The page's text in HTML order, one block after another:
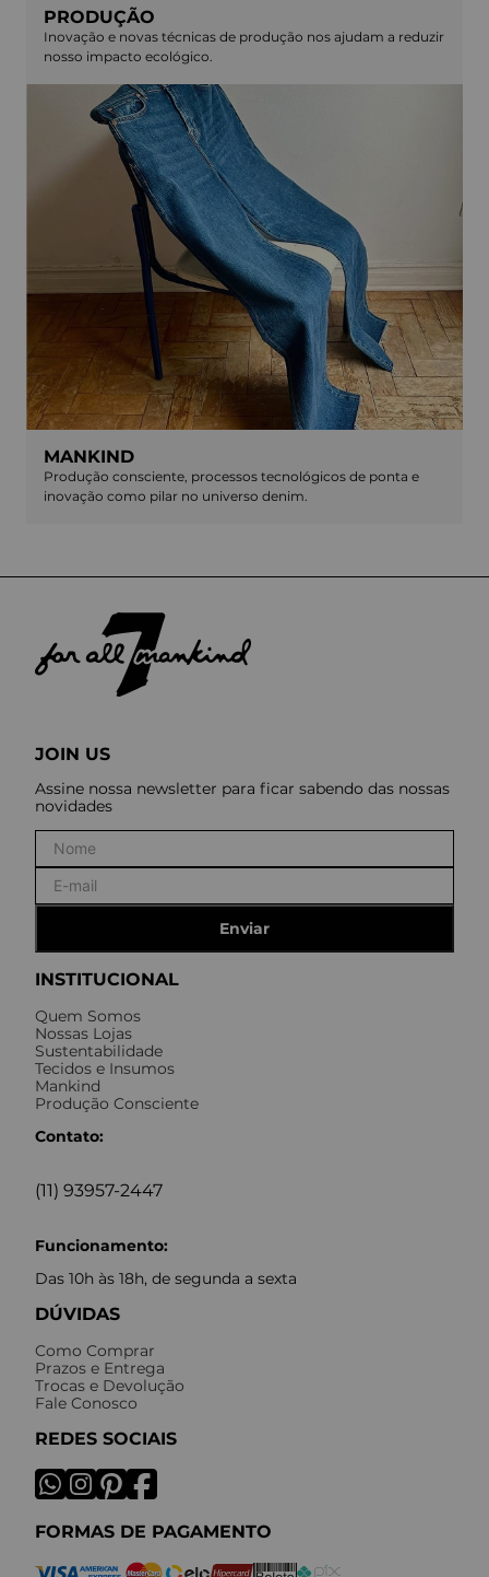
PRODUÇÃO
Inovação e novas técnicas de produção nos ajudam a reduzir
nosso impacto ecológico.
MANKIND
Produção consciente, processos tecnológicos de ponta e
inovação como pilar no universo denim.
INSTITUCIONAL
Quem Somos
Nossas Lojas
Sustentabilidade
Tecidos e Insumos
Mankind
Produção Consciente
Contato:
(11) 93957-2447
Funcionamento:
Das 10h às 18h, de segunda a sexta
DÚVIDAS
Como Comprar
Prazos e Entrega
Trocas e Devolução
Fale Conosco
REDES SOCIAIS
FORMAS DE PAGAMENTO
JOIN US
Assine nossa newsletter para ficar sabendo das nossas
novidades
Enviar